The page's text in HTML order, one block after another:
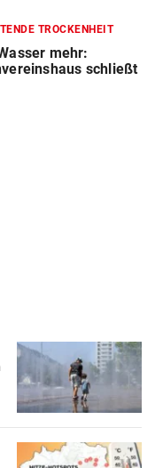
TROCKENHEIT
mehr:
schließt